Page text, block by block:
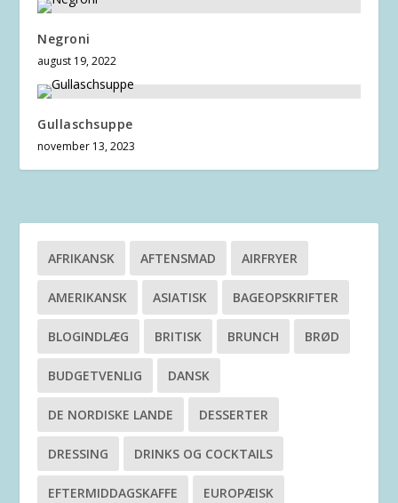
Negroni
august 19, 2022
Gullaschsuppe
november 13, 2023
AFRIKANSK AFTENSMAD AIRFRYER
AMERIKANSK ASIATISK BAGEOPSKRIFTER
BLOGINDLÆG BRITISK BRUNCH BRØD
BUDGETVENLIG DANSK
DE NORDISKE LANDE DESSERTER
DRESSING DRINKS OG COCKTAILS
EFTERMIDDAGSKAFFE EUROPÆISK